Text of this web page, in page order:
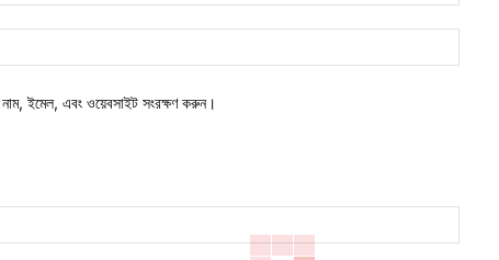
ইমেল, এবং ওয়েবসাইট সংরক্ষণ করুন।